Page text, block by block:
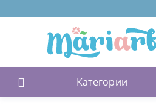
Категории